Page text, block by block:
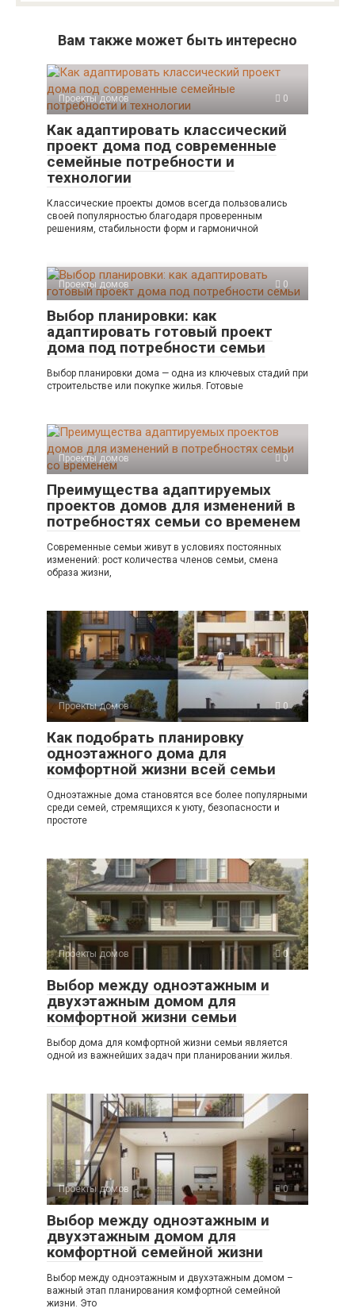
Вам также может быть интересно
Проекты домов 0
Как адаптировать классический
проект дома под современные
семейные потребности и
технологии
Классические проекты домов всегда пользовались
своей популярностью благодаря проверенным
решениям, стабильности форм и гармоничной
Проекты домов 0
Выбор планировки: как
адаптировать готовый проект
дома под потребности семьи
Выбор планировки дома — одна из ключевых стадий при
строительстве или покупке жилья. Готовые
Проекты домов 0
Преимущества адаптируемых
проектов домов для изменений в
потребностях семьи со временем
Современные семьи живут в условиях постоянных
изменений: рост количества членов семьи, смена
образа жизни,
Проекты домов 0
Как подобрать планировку
одноэтажного дома для
комфортной жизни всей семьи
Одноэтажные дома становятся все более популярными
среди семей, стремящихся к уюту, безопасности и
простоте
Проекты домов 0
Выбор между одноэтажным и
двухэтажным домом для
комфортной жизни семьи
Выбор дома для комфортной жизни семьи является
одной из важнейших задач при планировании жилья.
Проекты домов 0
Выбор между одноэтажным и
двухэтажным домом для
комфортной семейной жизни
Выбор между одноэтажным и двухэтажным домом –
важный этап планирования комфортной семейной
жизни. Это